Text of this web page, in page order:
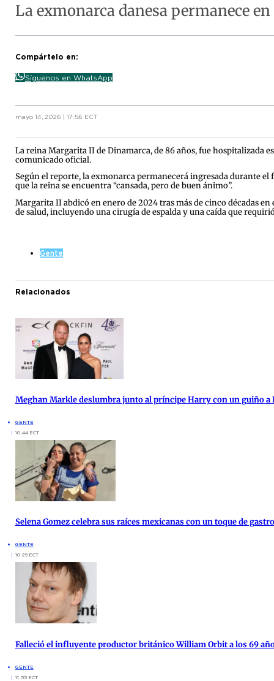
La exmonarca danesa permanece
Compártelo en:
Síguenos en WhatsApp
mayo 14, 2026 | 17:56 ECT
La reina Margarita II de Dinamarca, de 86 años, fue hospitalizada
comunicado oficial.
Según el reporte, la exmonarca permanecerá ingresada durante
que la reina se encuentra “cansada, pero de buen ánimo”.
Margarita II abdicó en enero de 2024 tras más de cinco décadas
de salud, incluyendo una cirugía de espalda y una caída que
Gente
Relacionados
Meghan Markle deslumbra junto al príncipe Harry con un guiño a
GENTE
10:44 ECT
Selena Gomez celebra sus raíces mexicanas con un toque de
GENTE
10:29 ECT
Falleció el influyente productor británico William Orbit a los 69
GENTE
11:55 ECT